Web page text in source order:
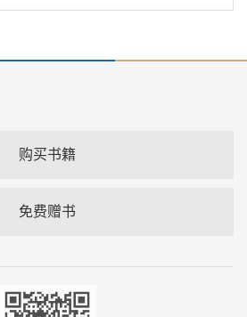
购买书籍
免费赠书